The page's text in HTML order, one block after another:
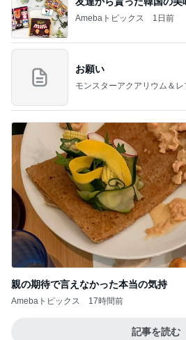
Amebaトピックス 1日前
お願い
モンスターアクアリウム＆
親の期待で言えなかった本当の気持
Amebaトピックス 17時間前
記事を読む